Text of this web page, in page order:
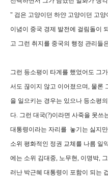
" 검은 고양이던 하얀 고양이던 고
이념이 중국 경제 발전에 걸림돌이
고 그런 취지를 중국의 행정 관리들
그런 등소평이 타계를 했었어도 그
서도 끊이지 않고 이어졌으며, 물론
을 일으키는 경우는 있으나 등소평
다. 그런 대국(?)이라면 사죽을 못쓰
대통령이라는 자리를 놓기는 싫지
소위 평화적인 정권 교체를 나름 일
에는 소위 김대중, 노무현, 이명박,
러난 박근혜 대통령이 포함이 되는